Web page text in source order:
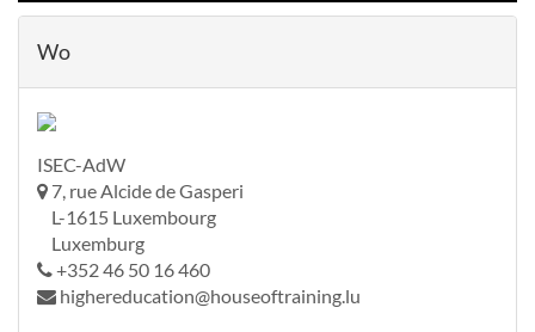
Wo
ISEC-AdW
7, rue Alcide de Gasperi
L-1615 Luxembourg
Luxemburg
+352 46 50 16 460
highereducation@houseoftraining.lu